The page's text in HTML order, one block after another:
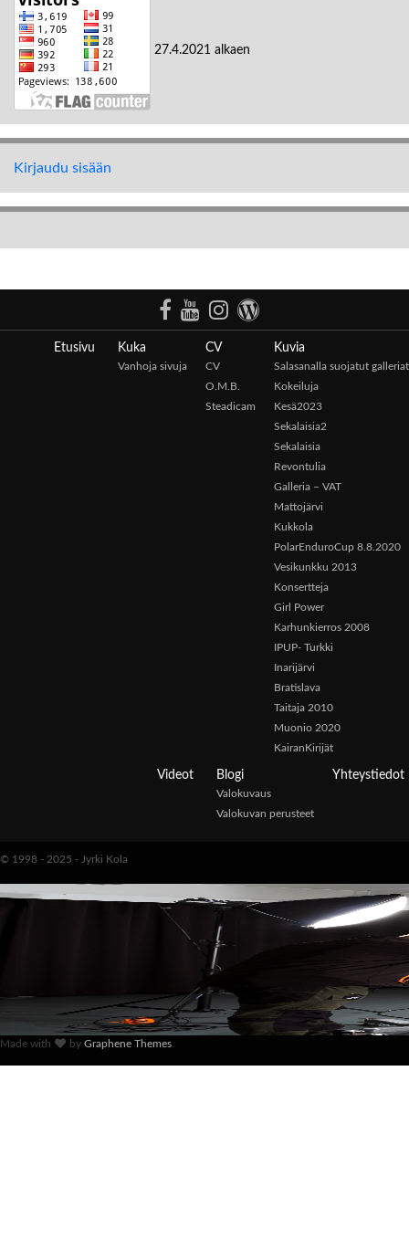
27.4.2021 alkaen
Kirjaudu sisään
Etusivu Kuka
Vanhoja sivuja
CV
CV
O.M.B.
Steadicam
Kuvia
Salasanalla suojatut galleriat
Kokeiluja
Kesä2023
Sekalaisia2
Sekalaisia
Revontulia
Galleria – VAT
Mattojärvi
Kukkola
PolarEnduroCup 8.8.2020
Vesikunkku 2013
Konsertteja
Girl Power
Karhunkierros 2008
IPUP- Turkki
Inarijärvi
Bratislava
Taitaja 2010
Muonio 2020
KairanKirijät
Videot Blogi
Valokuvaus
Valokuvan perusteet
Yhteystiedot
© 1998 - 2025 - Jyrki Kola
Made with byGraphene Themes.